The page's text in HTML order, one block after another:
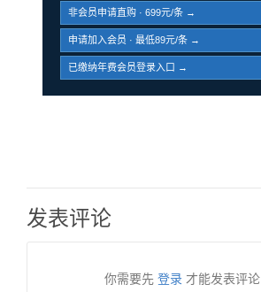
非会员申请直购 · 699元/条 →
申请加入会员 · 最低89元/条 →
已缴纳年费会员登录入口 →
发表评论
你需要先 登录 才能发表评论